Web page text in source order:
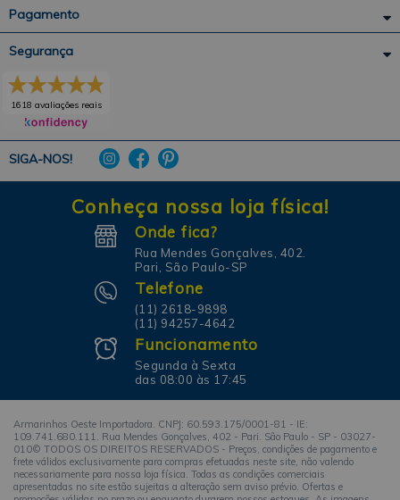
Pagamento
SIGA-NOS!
Segurança
1618 avaliações reais
Conheça nossa loja física!
Onde fica?
Rua Mendes Gonçalves, 402.
Pari, São Paulo-SP
Telefone
(11) 2618-9898
(11) 94257-4642
Funcionamento
Segunda à Sexta
das 08:00 às 17:45
Armarinhos Oeste Importadora. CNPJ: 60.593.175/0001-81 - IE:
109.741.680.111. Rua Mendes Gonçalves, 402 - Pari. São Paulo - SP - 03027-
010© TODOS OS DIREITOS RESERVADOS - Preços, condições de pagamento e
frete válidos exclusivamente para compras efetuadas neste site, não valendo
necessariamente para nossa loja física. Todas as condições comerciais
apresentadas no site estão sujeitas a alteração sem aviso prévio. Ofertas e